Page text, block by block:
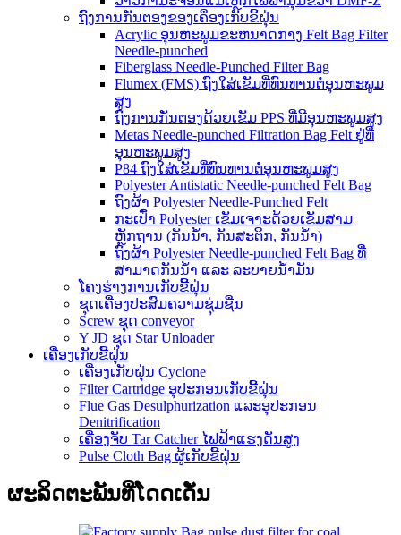
ຖົງການກັ່ນຕອງຂອງເຄື່ອງເກັບຂີ້ຝຸ່ນ
Acrylic ອຸນຫະພູມຂະຫນາດກາງ Felt Bag Filter
Needle-punched
Fiberglass Needle-Punched Filter Bag
Flumex (FMS) ຖົງໃສ່ເຂັມທີ່ທົນທານຕໍ່ອຸນຫະພູມ
ສູງ
ຖົງການກັ່ນຕອງດ້ວຍເຂັມ PPS ທີ່ມີອຸນຫະພູມສູງ
Metas Needle-punched Filtration Bag Felt ຢູ່ທີ່
ອຸນຫະພູມສູງ
P84 ຖົງໃສ່ເຂັມທີ່ທົນທານຕໍ່ອຸນຫະພູມສູງ
Polyester Antistatic Needle-punched Felt Bag
ຖົງຜ້າ Polyester Needle-Punched Felt
ກະເປົ໋າ Polyester ເຂັມເຈາະດ້ວຍເຂັມສາມ
ຫຼັກຖານ (ກັນນໍ້າ, ກັນສະຕິກ, ກັນນໍ້າ)
ຖົງຜ້າ Polyester Needle-punched Felt Bag ທີ່
ສາມາດກັນນໍ້າ ແລະ ລະບາຍນໍ້າມັນ
ໂຄງຮ່າງການເກັບຂີ້ຝຸ່ນ
ຊຸດເຄື່ອງປະສົມຄວາມຊຸ່ມຊື່ນ
Screw ຊຸດ conveyor
Y JD ຊຸດ Star Unloader
ເຄື່ອງເກັບຂີ້ຝຸ່ນ
ເຄື່ອງເກັບຝຸ່ນ Cyclone
Filter Cartridge ອຸປະກອນເກັບຂີ້ຝຸ່ນ
Flue Gas Desulphurization ແລະອຸປະກອນ
Denitrification
ເຄື່ອງຈັບ Tar Catcher ໄຟຟ້າແຮງດັນສູງ
Pulse Cloth Bag ຜູ້ເກັບຂີ້ຝຸ່ນ
ຜະລິດຕະພັນທີ່ໂດດເດັ່ນ